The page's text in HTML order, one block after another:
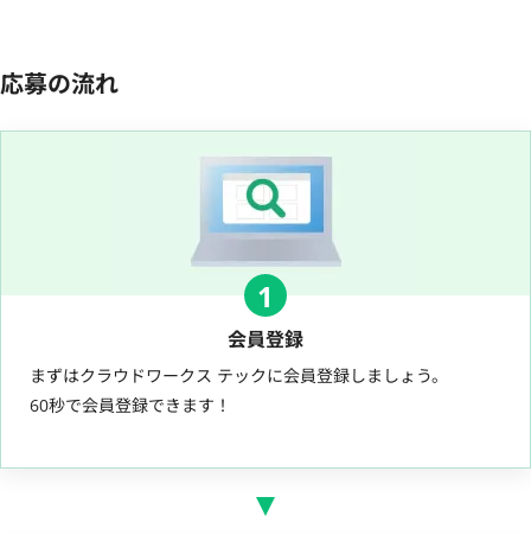
応募の流れ
1
会員登録
まずはクラウドワークス テックに会員登録しましょう。
60秒で会員登録できます！